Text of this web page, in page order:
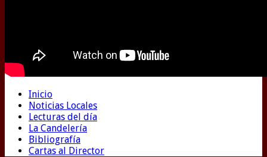
Inicio
Noticias Locales
Lecturas del día
La Candelería
Bibliografía
Cartas al Director